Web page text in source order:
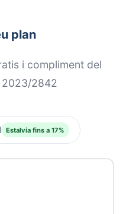
plan
i compliment del
2023/2842
Estalvia fins a 17%